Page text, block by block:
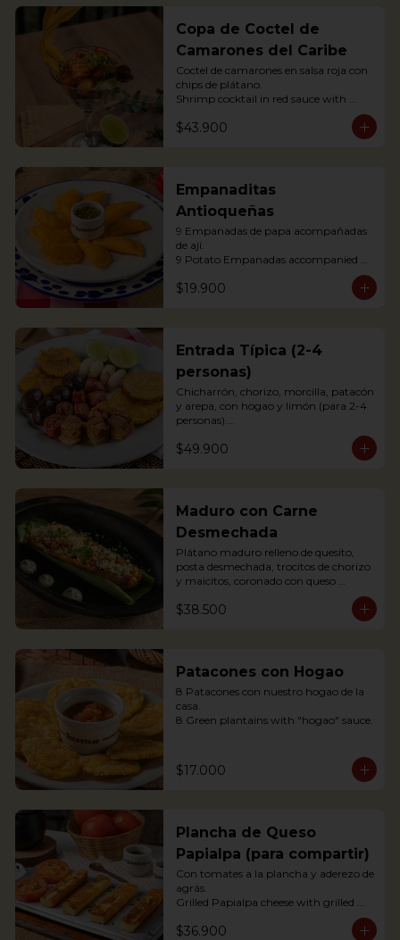
Copa de Coctel de
Camarones del Caribe
Coctel de camarones en salsa roja con
chips de plátano.
Shrimp cocktail in red sauce with
$43.900
Empanaditas
Antioqueñas
9 Empanadas de papa acompañadas
de ají.
9 Potato Empanadas accompanied
$19.900
Entrada Típica (2-4
personas)
Chicharrón, chorizo, morcilla, patacón
y arepa, con hogao y limón (para 2-4
personas).
*Arepa de mote: no hay disponibilidad
Portions of pork crackling, sausage,
$49.900
Maduro con Carne
Desmechada
Plátano maduro relleno de quesito,
posta desmechada, trocitos de chorizo
y maicitos, coronado con queso
Sweet plantain filled with cheese,
$38.500
Patacones con Hogao
8 Patacones con nuestro hogao de la
casa.
8 Green plantains with "hogao" sauce.
$17.000
Plancha de Queso
Papialpa (para compartir)
Con tomates a la plancha y aderezo de
agrás.
Grilled Papialpa cheese with grilled
$36.900